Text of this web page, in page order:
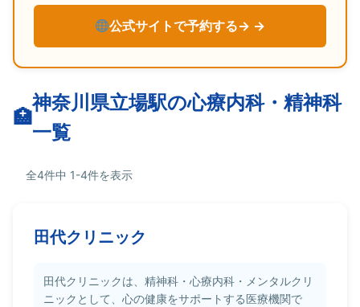
公式サイトで予約する→
神奈川県立場駅の心療内科・精神科
一覧
全4件中 1-4件を表示
田代クリニック
田代クリニックは、精神科・心療内科・メンタルクリ
ニックとして、心の健康をサポートする医療機関で